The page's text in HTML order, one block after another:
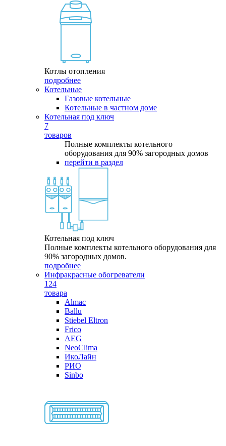
Котлы отопления
подробнее
Котельные
Газовые котельные
Котельные в частном доме
Котельная под ключ
7
товаров
Полные комплекты котельного
оборудования для 90% загородных домов
перейти в раздел
Котельная под ключ
Полные комплекты котельного оборудования для
90% загородных домов.
подробнее
Инфракрасные обогреватели
124
товара
Almac
Ballu
Stiebel Eltron
Frico
AEG
NeoClima
ИкоЛайн
РИО
Sinbo